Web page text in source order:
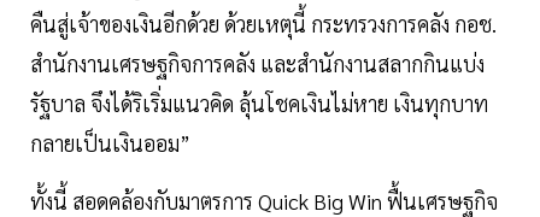
คืนสู่เจ้าของเงินอีกด้วย ด้วยเหตุนี้ กระทรวงการคลัง กอช.
สำนักงานเศรษฐกิจการคลัง และสำนักงานสลากกินแบ่ง
รัฐบาล จึงได้ริเริ่มแนวคิด ลุ้นโชคเงินไม่หาย เงินทุกบาท
กลายเป็นเงินออม”
ทั้งนี้ สอดคล้องกับมาตรการ Quick Big Win ฟื้นเศรษฐกิจ